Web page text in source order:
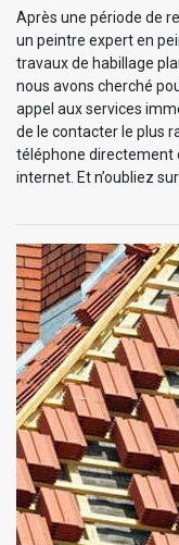
Après une période de
un peintre expert en
travaux de habillage
nous avons cherché
appel aux services
de le contacter le plus
téléphone directement
internet. Et n’oubliez